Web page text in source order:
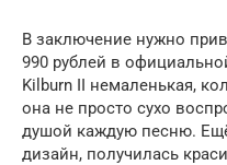
В заключение нужно
990 рублей в
Kilburn II немаленькая,
она не просто сухо
душой каждую песню.
дизайн, получилась